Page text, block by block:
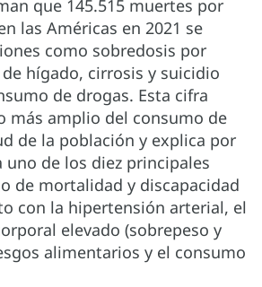
que 145.515 muertes por
las Américas en 2021 se
como sobredosis por
hígado, cirrosis y suicidio
de drogas. Esta cifra
más amplio del consumo de
de la población y explica por
uno de los diez principales
de mortalidad y discapacidad
con la hipertensión arterial, el
elevado (sobrepeso y
alimentarios y el consumo